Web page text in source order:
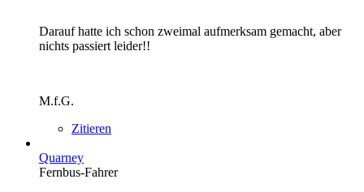
Darauf hatte ich schon zweimal aufmerksam gemacht, aber
nichts passiert leider!!
M.f.G.
Zitieren
Quarney
Fernbus-Fahrer